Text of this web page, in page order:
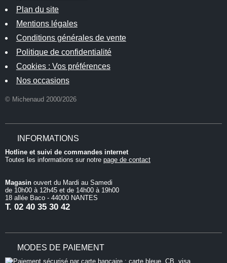
Plan du site
Mentions légales
Conditions générales de vente
Politique de confidentialité
Cookies : Vos préférences
Nos occasions
© Michenaud 2000/2026
INFORMATIONS
Hotline et suivi de commandes internet
Toutes les informations sur notre page de contact
Magasin ouvert du Mardi au Samedi
de 10h00 à 12h45 et de 14h00 à 19h00
18 allée Baco - 44000 NANTES
T. 02 40 35 30 42
MODES DE PAIEMENT